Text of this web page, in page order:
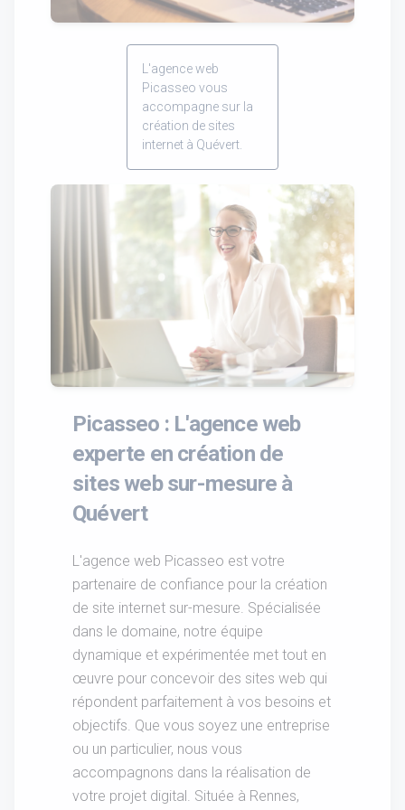
L'agence web
Picasseo vous
accompagne sur la
création de sites
internet à Quévert.
Picasseo : L'agence web
experte en création de
sites web sur-mesure à
Quévert
L'agence web Picasseo est votre
partenaire de confiance pour la création
de site internet sur-mesure. Spécialisée
dans le domaine, notre équipe
dynamique et expérimentée met tout en
œuvre pour concevoir des sites web qui
répondent parfaitement à vos besoins et
objectifs. Que vous soyez une entreprise
ou un particulier, nous vous
accompagnons dans la réalisation de
votre projet digital. Située à Rennes,